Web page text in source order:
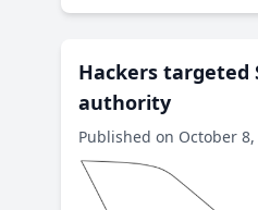
Hackers targeted
authority
Published on October 8,